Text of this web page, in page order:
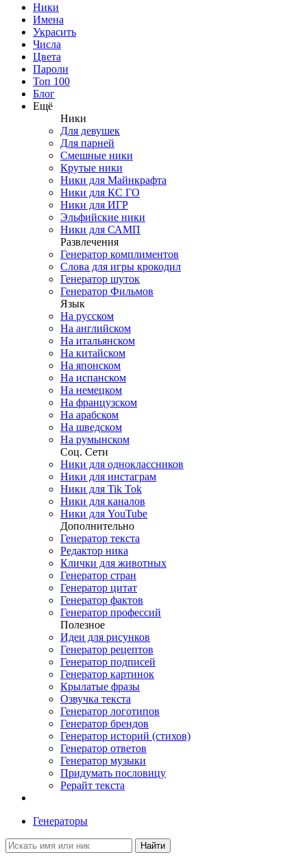
Ники
Имена
Украсить
Числа
Цвета
Пароли
Топ 100
Блог
Ещё
Ники
Для девушек
Для парней
Смешные ники
Крутые ники
Ники для Майнкрафта
Ники для КС ГО
Ники для ИГР
Эльфийские ники
Ники для САМП
Развлечения
Генератор комплиментов
Слова для игры крокодил
Генератор шуток
Генератор Фильмов
Язык
На русском
На английском
На итальянском
На китайском
На японском
На испанском
На немецком
На французском
На арабском
На шведском
На румынском
Соц. Сети
Ники для одноклассников
Ники для инстаграм
Ники для Tik Tok
Ники для каналов
Ники для YouTube
Дополнительно
Генератор текста
Редактор ника
Клички для животных
Генератор стран
Генератор цитат
Генератор фактов
Генератор профессий
Полезное
Идеи для рисунков
Генератор рецептов
Генератор подписей
Генератор картинок
Крылатые фразы
Озвучка текста
Генератор логотипов
Генератор брендов
Генератор историй (стихов)
Генератор ответов
Генератор музыки
Придумать пословицу
Рерайт текста
Генераторы
Найти